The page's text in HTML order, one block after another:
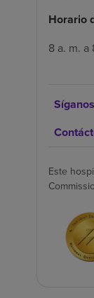
Horario
8 a. m. a
Este